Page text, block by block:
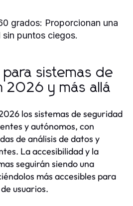
grados: Proporcionan una
puntos ciegos.
para sistemas de
2026 y más allá
los sistemas de seguridad
y autónomos, con
de análisis de datos y
La accesibilidad y la
seguirán siendo una
más accesibles para
usuarios.